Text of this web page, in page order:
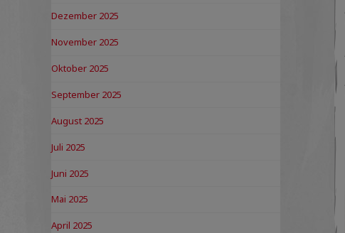
Dezember 2025
November 2025
Oktober 2025
September 2025
August 2025
Juli 2025
Juni 2025
Mai 2025
April 2025